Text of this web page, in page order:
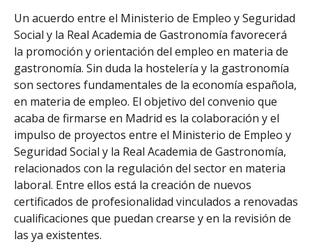
Un acuerdo entre el Ministerio de Empleo y Seguridad
Social y la Real Academia de Gastronomía favorecerá
la promoción y orientación del empleo en materia de
gastronomía. Sin duda la hostelería y la gastronomía
son sectores fundamentales de la economía española,
en materia de empleo. El objetivo del convenio que
acaba de firmarse en Madrid es la colaboración y el
impulso de proyectos entre el Ministerio de Empleo y
Seguridad Social y la Real Academia de Gastronomía,
relacionados con la regulación del sector en materia
laboral. Entre ellos está la creación de nuevos
certificados de profesionalidad vinculados a renovadas
cualificaciones que puedan crearse y en la revisión de
las ya existentes.